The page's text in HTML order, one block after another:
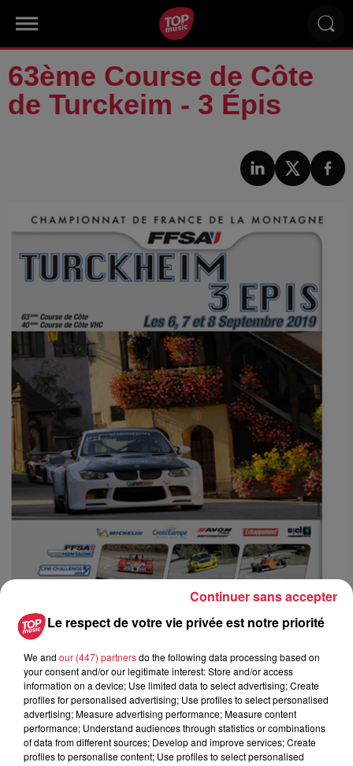
63ème Course de Côte
de Turckeim - 3 Épis
Ajouter à votre calendrier
Date
du6 septembre 2019 à 0h00
au
8 septembre 2019 à 0h00
Le respect de votre vie privée est notre priorité
We and our (447) partnersdo the following data processing based on
your consent and/or our legitimate interest: Store and/or access
information on a device; Use limited data to select advertising; Create
profiles for personalised advertising; Use profiles to select personalised
advertising; Measure advertising performance; Measure content
performance; Understand audiences through statistics or combinations
of data from different sources; Develop and improve services; Create
profiles to personalise content; Use profiles to select personalised
Continuer sans accepter